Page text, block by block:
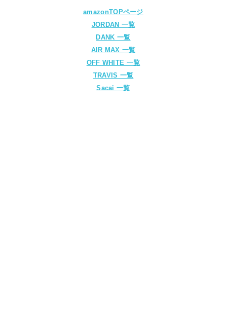
amazonTOPページ
JORDAN 一覧
DANK 一覧
AIR MAX 一覧
OFF WHITE 一覧
TRAVIS 一覧
Sacai 一覧